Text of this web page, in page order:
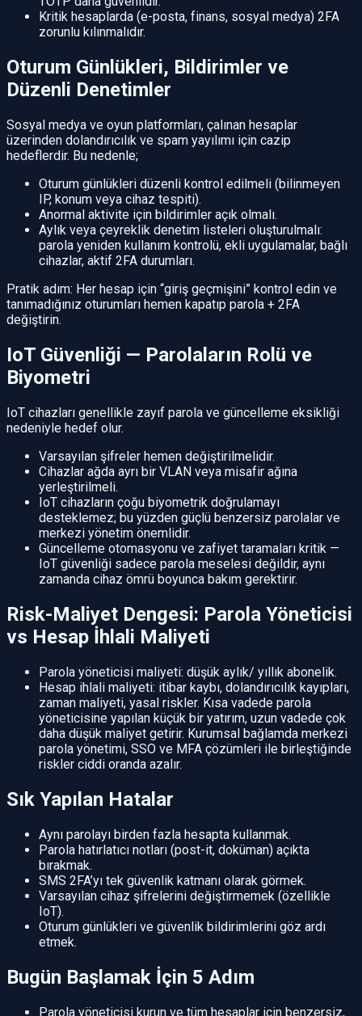
Kritik hesaplarda (e-posta, finans, sosyal medya) 2FA
zorunlu kılınmalıdır.
Oturum Günlükleri, Bildirimler ve
Düzenli Denetimler
Sosyal medya ve oyun platformları, çalınan hesaplar
üzerinden dolandırıcılık ve spam yayılımı için cazip
hedeflerdir. Bu nedenle;
Oturum günlükleri düzenli kontrol edilmeli (bilinmeyen
IP, konum veya cihaz tespiti).
Anormal aktivite için bildirimler açık olmalı.
Aylık veya çeyreklik denetim listeleri oluşturulmalı:
parola yeniden kullanım kontrolü, ekli uygulamalar, bağlı
cihazlar, aktif 2FA durumları.
Pratik adım: Her hesap için “giriş geçmişini” kontrol edin ve
tanımadığınız oturumları hemen kapatıp parola + 2FA
değiştirin.
IoT Güvenliği — Parolaların Rolü ve
Biyometri
IoT cihazları genellikle zayıf parola ve güncelleme eksikliği
nedeniyle hedef olur.
Varsayılan şifreler hemen değiştirilmelidir.
Cihazlar ağda ayrı bir VLAN veya misafir ağına
yerleştirilmeli.
IoT cihazların çoğu biyometrik doğrulamayı
desteklemez; bu yüzden güçlü benzersiz parolalar ve
merkezi yönetim önemlidir.
Güncelleme otomasyonu ve zafiyet taramaları kritik —
IoT güvenliği sadece parola meselesi değildir, aynı
zamanda cihaz ömrü boyunca bakım gerektirir.
Risk-Maliyet Dengesi: Parola Yöneticisi
vs Hesap İhlali Maliyeti
Parola yöneticisi maliyeti: düşük aylık/ yıllık abonelik.
Hesap ihlali maliyeti: itibar kaybı, dolandırıcılık kayıpları,
zaman maliyeti, yasal riskler. Kısa vadede parola
yöneticisine yapılan küçük bir yatırım, uzun vadede çok
daha düşük maliyet getirir. Kurumsal bağlamda merkezi
parola yönetimi, SSO ve MFA çözümleri ile birleştiğinde
riskler ciddi oranda azalır.
Sık Yapılan Hatalar
Aynı parolayı birden fazla hesapta kullanmak.
Parola hatırlatıcı notları (post-it, doküman) açıkta
bırakmak.
SMS 2FA’yı tek güvenlik katmanı olarak görmek.
Varsayılan cihaz şifrelerini değiştirmemek (özellikle
IoT).
Oturum günlükleri ve güvenlik bildirimlerini göz ardı
etmek.
Bugün Başlamak İçin 5 Adım
Parola yöneticisi kurun ve tüm hesaplar için benzersiz,